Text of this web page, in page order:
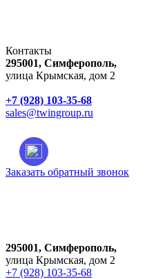
Контакты
295001, Симферополь,
улица Крымская, дом 2
+7 (928) 103-35-68
sales@twingroup.ru
Заказать обратный звонок
295001, Симферополь,
улица Крымская, дом 2
+7 (928) 103-35-68